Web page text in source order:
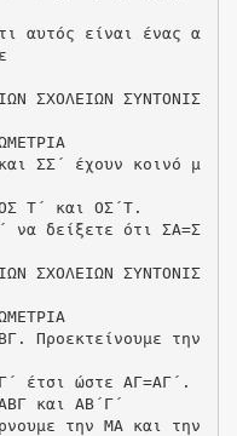
αυτός είναι ένας α
ΣΧΟΛΕΙΩΝ ΣΥΝΤΟΝΙΣ
ΣΣ΄ έχουν κοινό μ
Τ΄ και ΟΣ΄Τ.
να δείξετε ότι ΣΑ=Σ
ΣΧΟΛΕΙΩΝ ΣΥΝΤΟΝΙΣ
Προεκτείνουμε την
έτσι ώστε ΑΓ=ΑΓ΄.
και ΑΒ΄Γ΄
την ΜΑ και την